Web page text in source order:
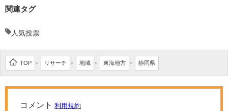
関連タグ
人気投票
TOP > リサーチ > 地域 > 東海地方 > 静岡県